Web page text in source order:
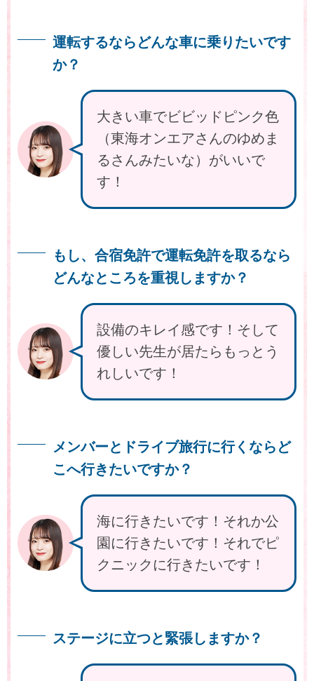
運転するならどんな車に乗りたいです
か？
大きい車でビビッドピンク色
（東海オンエアさんのゆめま
るさんみたいな）がいいで
す！
もし、合宿免許で運転免許を取るなら
どんなところを重視しますか？
設備のキレイ感です！そして
優しい先生が居たらもっとう
れしいです！
メンバーとドライブ旅行に行くならど
こへ行きたいですか？
海に行きたいです！それか公
園に行きたいです！それでピ
クニックに行きたいです！
ステージに立つと緊張しますか？